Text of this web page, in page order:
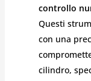
controllo
Questi
con una
cilindro,